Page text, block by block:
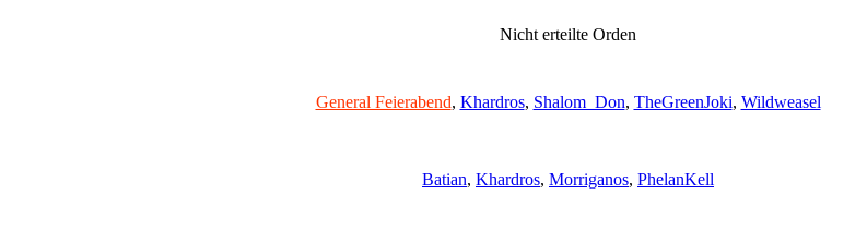
Nicht erteilte Orden
General Feierabend, Khardros, Shalom_Don, TheGreenJoki, Wildweasel
Batian, Khardros, Morriganos, PhelanKell